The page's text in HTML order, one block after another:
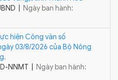
|
Ngày ban hành:
hiện Công văn số
03/8/2026 của Bộ Nông
NNMT |
Ngày ban hành: